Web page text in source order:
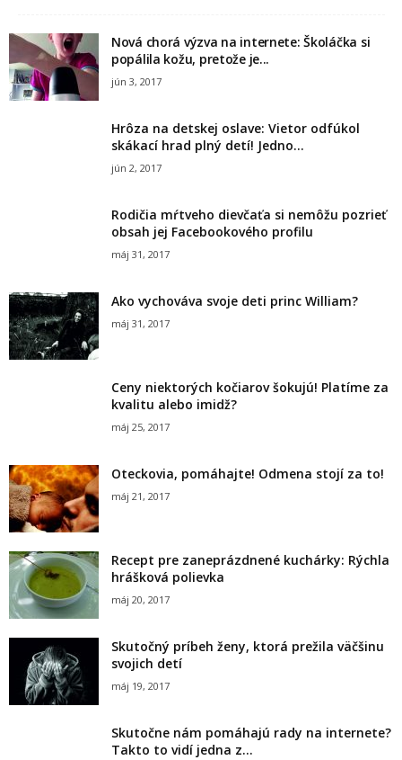
Nová chorá výzva na internete: Školáčka si
popálila kožu, pretože je...
jún 3, 2017
Hrôza na detskej oslave: Vietor odfúkol
skákací hrad plný detí! Jedno...
jún 2, 2017
Rodičia mŕtveho dievčaťa si nemôžu pozrieť
obsah jej Facebookového profilu
máj 31, 2017
Ako vychováva svoje deti princ William?
máj 31, 2017
Ceny niektorých kočiarov šokujú! Platíme za
kvalitu alebo imidž?
máj 25, 2017
Oteckovia, pomáhajte! Odmena stojí za to!
máj 21, 2017
Recept pre zaneprázdnené kuchárky: Rýchla
hrášková polievka
máj 20, 2017
Skutočný príbeh ženy, ktorá prežila väčšinu
svojich detí
máj 19, 2017
Skutočne nám pomáhajú rady na internete?
Takto to vidí jedna z...